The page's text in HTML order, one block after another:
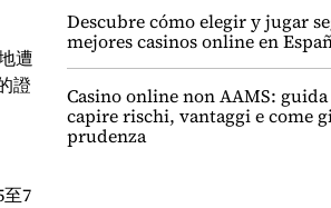
遭
證
7
Descubre cómo elegir y jugar
mejores casinos online en
Casino online non AAMS:
capire rischi, vantaggi e come
prudenza